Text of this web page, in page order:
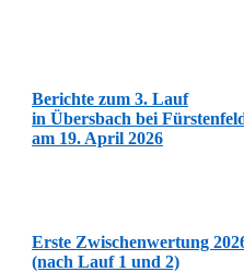
Berichte zum 3. Lauf
in Übersbach bei
am 19. April 2026
Erste Zwischenwertung
(nach Lauf 1 und 2)